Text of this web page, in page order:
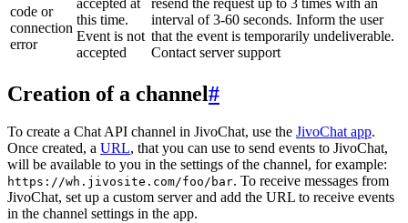
code or
connection
error
this time.
Event is not
accepted
interval of 3-60 seconds. Inform the user
that the event is temporarily undeliverable.
Contact server support
Creation of a channel#
To create a Chat API channel in JivoChat, use the JivoChat app.
Once created, a URL, that you can use to send events to JivoChat,
will be available to you in the settings of the channel, for example:
https://wh.jivosite.com/foo/bar. To receive messages from
JivoChat, set up a custom server and add the URL to receive events
in the channel settings in the app.